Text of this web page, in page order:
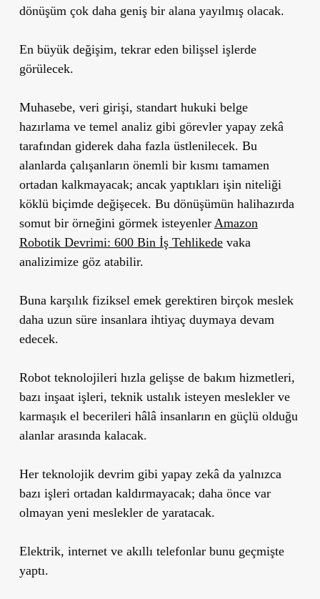
dönüşüm çok daha geniş bir alana yayılmış olacak.
En büyük değişim, tekrar eden bilişsel işlerde
görülecek.
Muhasebe, veri girişi, standart hukuki belge
hazırlama ve temel analiz gibi görevler yapay zekâ
tarafından giderek daha fazla üstlenilecek. Bu
alanlarda çalışanların önemli bir kısmı tamamen
ortadan kalkmayacak; ancak yaptıkları işin niteliği
köklü biçimde değişecek. Bu dönüşümün halihazırda
somut bir örneğini görmek isteyenler Amazon
Robotik Devrimi: 600 Bin İş Tehlikedevaka
analizimize göz atabilir.
Buna karşılık fiziksel emek gerektiren birçok meslek
daha uzun süre insanlara ihtiyaç duymaya devam
edecek.
Robot teknolojileri hızla gelişse de bakım hizmetleri,
bazı inşaat işleri, teknik ustalık isteyen meslekler ve
karmaşık el becerileri hâlâ insanların en güçlü olduğu
alanlar arasında kalacak.
Her teknolojik devrim gibi yapay zekâ da yalnızca
bazı işleri ortadan kaldırmayacak; daha önce var
olmayan yeni meslekler de yaratacak.
Elektrik, internet ve akıllı telefonlar bunu geçmişte
yaptı.